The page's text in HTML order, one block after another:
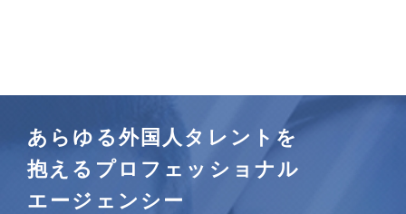
あらゆる外国人タレントを
抱えるプロフェッショナル
エージェンシー